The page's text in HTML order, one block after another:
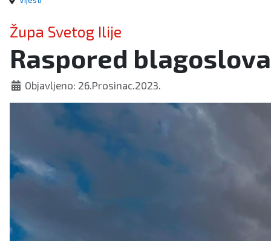
Župa Svetog Ilije
Raspored
Objavljeno: 26.Prosinac.2023.